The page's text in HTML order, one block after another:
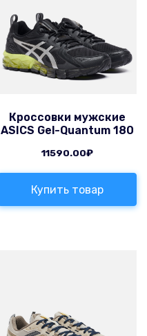
Кроссовки мужские
ASICS Gel-Quantum 180
11590.00₽
Купить товар